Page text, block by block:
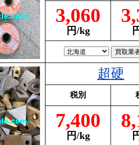
3,060
円/kg
超硬
税別
7,400
円/kg